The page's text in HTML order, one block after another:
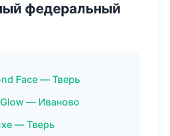
федеральный
Face — Тверь
— Иваново
— Тверь